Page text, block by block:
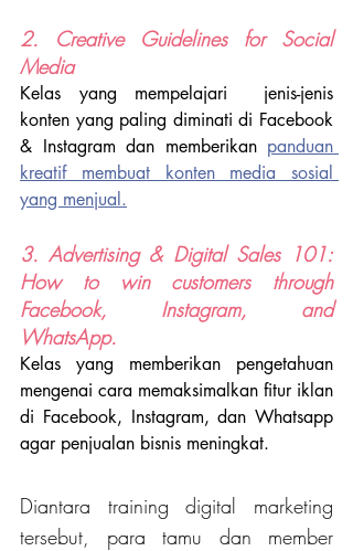
2. Creative Guidelines for Social
Media
Kelas yang mempelajari  jenis-jenis
konten yang paling diminati di Facebook
& Instagram dan memberikan panduan
kreatif membuat konten media sosial
yang menjual.
3. Advertising & Digital Sales 101:
How to win customers through
Facebook, Instagram, and
WhatsApp.
Kelas yang memberikan pengetahuan
mengenai cara memaksimalkan fitur iklan
di Facebook, Instagram, dan Whatsapp
agar penjualan bisnis meningkat.
Diantara training digital marketing
tersebut, para tamu dan member